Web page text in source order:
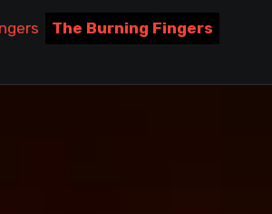
The Burning Fingers